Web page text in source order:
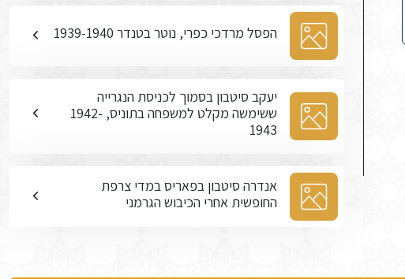
הפסל מרדכי כפרי, נוטר בטנדר 1939-1940
יעקב סיטבון בסמוך לכניסת הנגרייה
ששימשה מקלט למשפחה בתוניס, 1942-
1943
אנדרה סיטבון בפאריס במדי צרפת
החופשית אחרי הכיבוש הגרמני